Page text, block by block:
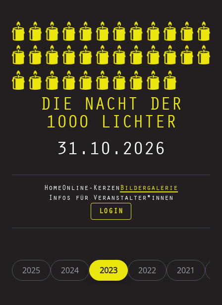
DIE NACHT DER
1000 LICHTER
31.10.2026
Home Online-Kerzen Bildergalerie
Infos für Veranstalter*innen
LOGIN
2025 2024 2023 2022 2021